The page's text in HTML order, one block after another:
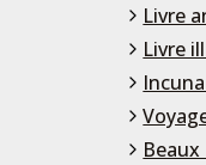
Livre
Livre